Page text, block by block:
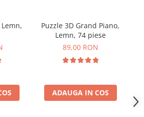
Puzzle 3D Grand Piano,
Lemn, 74 piese
89,00 RON
ADAUGA IN COS